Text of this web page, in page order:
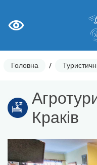
Головна /
Краків